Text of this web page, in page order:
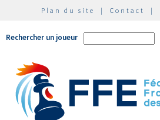
Plan du site | Contact |
Rechercher un joueur